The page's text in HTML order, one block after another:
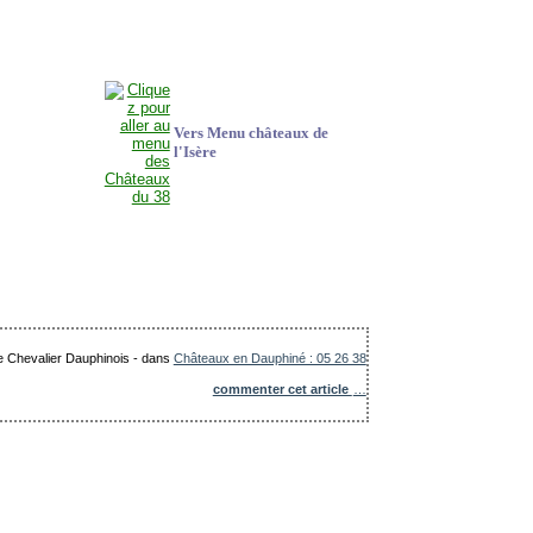
Vers Menu châteaux de
l'Isère
Chevalier Dauphinois -dans Châteaux en Dauphiné : 05 26 38
commenter cet article